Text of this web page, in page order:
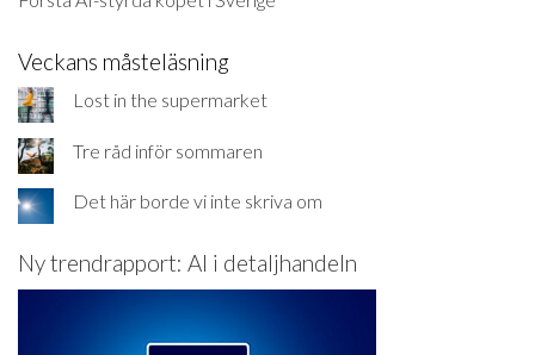
Veckans måsteläsning
Lost in the supermarket
Tre råd inför sommaren
Det här borde vi inte skriva om
Ny trendrapport: AI i detaljhandeln